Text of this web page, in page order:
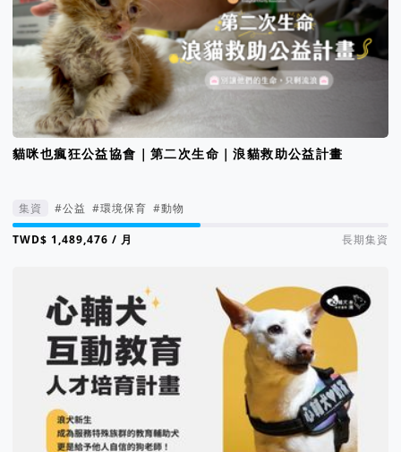
貓咪也瘋狂公益協會｜第二次生命｜浪貓救助公益計畫
集資 #公益 #環境保育 #動物
集資進度 50%
/ 月 長期集資